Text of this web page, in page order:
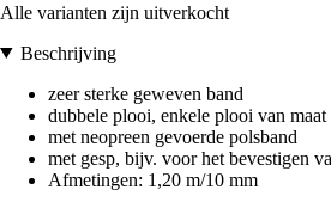
Alle varianten zijn uitverkocht
Beschrijving
zeer sterke geweven band
dubbele plooi, enkele plooi van
met neopreen gevoerde polsband
met gesp, bijv. voor het bevestigen
Afmetingen: 1,20 m/10 mm